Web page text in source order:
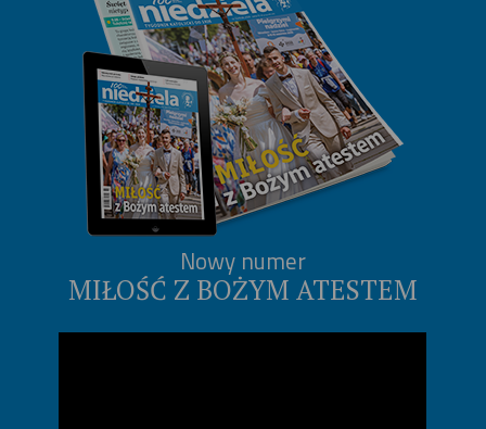
Nowy numer
MIŁOŚĆ Z BOŻYM ATESTEM